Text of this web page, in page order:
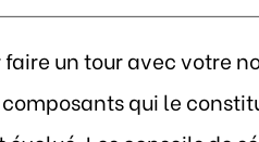
un tour avec votre
qui le